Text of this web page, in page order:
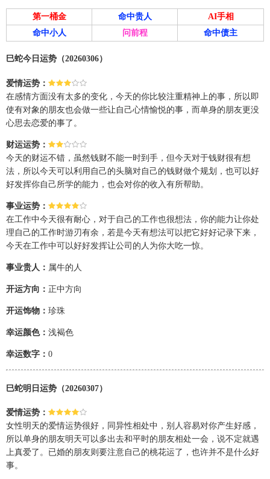
第一桶金 命中贵人
AI手相
命中小人
问前程 命中债主
巳蛇今日运势（20260306）
爱情运势：
在感情方面没有太多的变化，今天的你比较注重精神上的事，所以即
使有对象的朋友也会做一些让自己心情愉悦的事，而单身的朋友更没
心思去恋爱的事了。
财运运势：
今天的财运不错，虽然钱财不能一时到手，但今天对于钱财很有想
法，所以今天可以利用自己的头脑对自己的钱财做个规划，也可以好
好发挥你自己所学的能力，也会对你的收入有所帮助。
事业运势：
在工作中今天很有耐心，对于自己的工作也很想法，你的能力让你处
理自己的工作时游刃有余，若是今天有想法可以把它好好记录下来，
今天在工作中可以好好发挥让公司的人为你大吃一惊。
事业贵人： 属牛的人
开运方向： 正中方向
开运饰物： 珍珠
幸运颜色： 浅褐色
幸运数字： 0
巳蛇明日运势（20260307）
爱情运势：
女性明天的爱情运势很好，同异性相处中，别人容易对你产生好感，
所以单身的朋友明天可以多出去和平时的朋友相处一会，说不定就遇
上真爱了。已婚的朋友则要注意自己的桃花运了，也许并不是什么好
事。